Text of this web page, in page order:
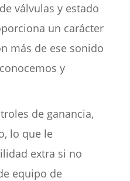
válvulas y estado
un carácter
más de ese sonido
y
de ganancia,
lo que le
extra si no
equipo de